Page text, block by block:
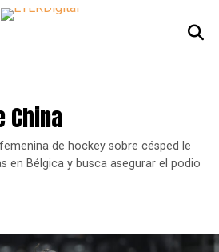
China
de hockey sobre césped le
en Bélgica y busca asegurar el podio